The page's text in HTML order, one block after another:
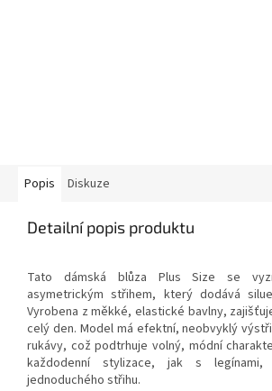
Popis Diskuze
Detailní popis produktu
Tato dámská blůza Plus Size se
asymetrickým střihem, který dodává
Vyrobena z měkké, elastické bavlny,
celý den. Model má efektní, neobvyklý
rukávy, což podtrhuje volný, módní
každodenní stylizace, jak s
jednoduchého střihu.